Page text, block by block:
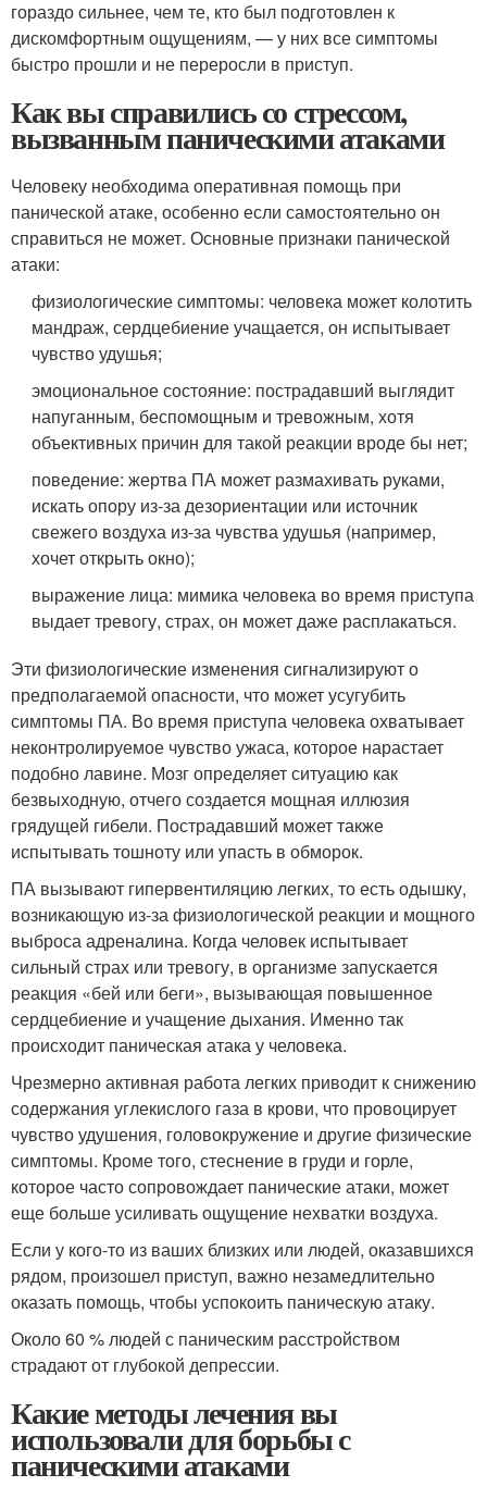
гораздо сильнее, чем те, кто был подготовлен к
дискомфортным ощущениям, — у них все симптомы
быстро прошли и не переросли в приступ.
Как вы справились со стрессом,
вызванным паническими атаками
Человеку необходима оперативная помощь при
панической атаке, особенно если самостоятельно он
справиться не может. Основные признаки панической
атаки:
физиологические симптомы: человека может колотить
мандраж, сердцебиение учащается, он испытывает
чувство удушья;
эмоциональное состояние: пострадавший выглядит
напуганным, беспомощным и тревожным, хотя
объективных причин для такой реакции вроде бы нет;
поведение: жертва ПА может размахивать руками,
искать опору из-за дезориентации или источник
свежего воздуха из-за чувства удушья (например,
хочет открыть окно);
выражение лица: мимика человека во время приступа
выдает тревогу, страх, он может даже расплакаться.
Эти физиологические изменения сигнализируют о
предполагаемой опасности, что может усугубить
симптомы ПА. Во время приступа человека охватывает
неконтролируемое чувство ужаса, которое нарастает
подобно лавине. Мозг определяет ситуацию как
безвыходную, отчего создается мощная иллюзия
грядущей гибели. Пострадавший может также
испытывать тошноту или упасть в обморок.
ПА вызывают гипервентиляцию легких, то есть одышку,
возникающую из-за физиологической реакции и мощного
выброса адреналина. Когда человек испытывает
сильный страх или тревогу, в организме запускается
реакция «бей или беги», вызывающая повышенное
сердцебиение и учащение дыхания. Именно так
происходит паническая атака у человека.
Чрезмерно активная работа легких приводит к снижению
содержания углекислого газа в крови, что провоцирует
чувство удушения, головокружение и другие физические
симптомы. Кроме того, стеснение в груди и горле,
которое часто сопровождает панические атаки, может
еще больше усиливать ощущение нехватки воздуха.
Если у кого-то из ваших близких или людей, оказавшихся
рядом, произошел приступ, важно незамедлительно
оказать помощь, чтобы успокоить паническую атаку.
Около 60 % людей с паническим расстройством
страдают от глубокой депрессии.
Какие методы лечения вы
использовали для борьбы с
паническими атаками